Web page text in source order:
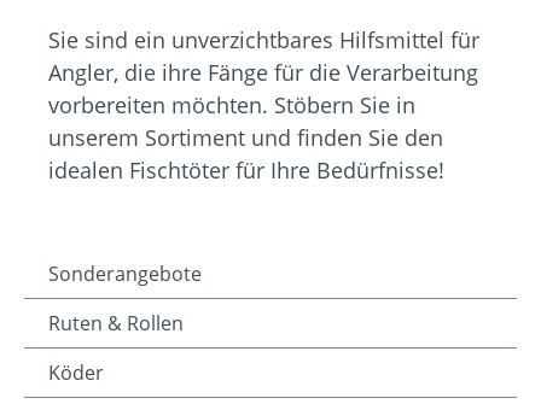
Sie sind ein unverzichtbares Hilfsmittel für
Angler, die ihre Fänge für die Verarbeitung
vorbereiten möchten. Stöbern Sie in
unserem Sortiment und finden Sie den
idealen Fischtöter für Ihre Bedürfnisse!
Sonderangebote
Ruten & Rollen
Köder